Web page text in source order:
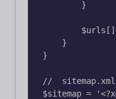
}
//  sitemap.xml
$sitemap =